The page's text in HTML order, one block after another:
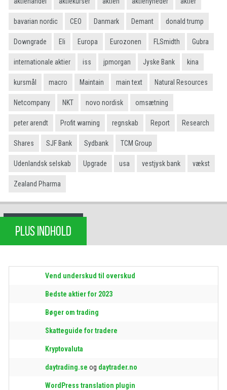
bavarian nordic CEO Danmark Demant donald trump
Downgrade Eli Europa Eurozonen FLSmidth Gubra
internationale aktier iss jpmorgan Jyske Bank kina
kursmål macro Maintain main text Natural Resources
Netcompany NKT novo nordisk omsætning
peter arendt Profit warning regnskab Report Research
Shares SJF Bank Sydbank TCM Group
Udenlandsk selskab Upgrade usa vestjysk bank vækst
Zealand Pharma
PLUS INDHOLD
Vend underskud til overskud
Bedste aktier for 2023
Bøger om trading
Skatteguide for tradere
Kryptovaluta
daytrading.se og daytrader.no
WordPress translation plugin